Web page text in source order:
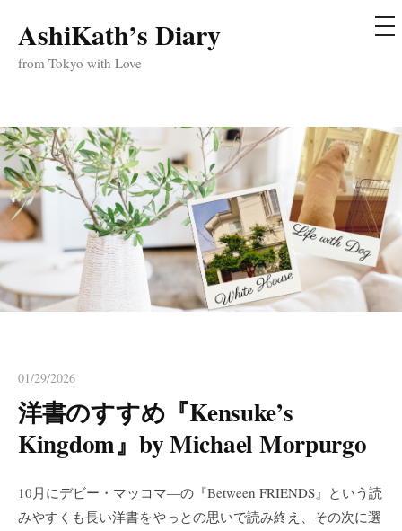
コ
ツ
へ
ス
キ
ッ
プ
AshiKath’s Diary
from Tokyo with Love
メ
ニ
01/29/2026
洋書のすすめ『Kensuke’s
Kingdom』by Michael Morpurgo
10月にデビー・マッコマ―の『Between FRIENDS』という読
みやすくも長い洋書をやっとの思いで読み終え、その次に選